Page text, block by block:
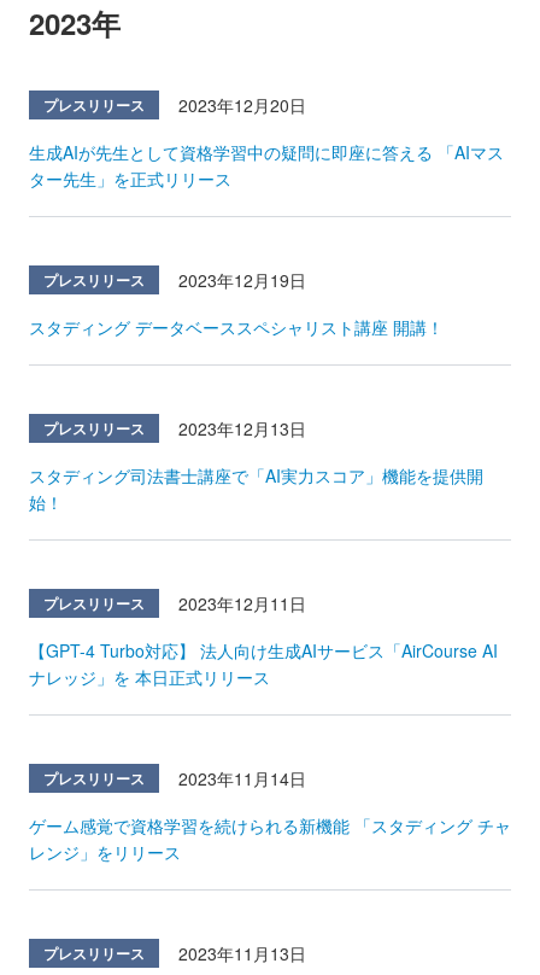
2023年
プレスリリース
2023年12月20日
生成AIが先生として資格学習中の疑問に即座に答える 「AIマス
ター先生」を正式リリース
プレスリリース
2023年12月19日
スタディング データベーススペシャリスト講座 開講！
プレスリリース
2023年12月13日
スタディング司法書士講座で「AI実力スコア」機能を提供開
始！
プレスリリース
2023年12月11日
【GPT-4 Turbo対応】 法人向け生成AIサービス「AirCourse AI
ナレッジ」を 本日正式リリース
プレスリリース
2023年11月14日
ゲーム感覚で資格学習を続けられる新機能 「スタディング チャ
レンジ」をリリース
プレスリリース
2023年11月13日